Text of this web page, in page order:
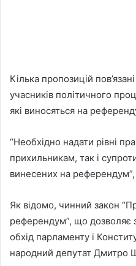
Кілька пропозицій
учасників політичного
які виносяться на
“Необхідно надати рівні
прихильникам, так і
винесених на
Як відомо, чинний закон
референдум”, що дозволяє
обхід парламенту і
народний депутат Дмитро